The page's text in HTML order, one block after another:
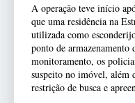
A operação teve início
que uma residência na
utilizada como
ponto de armazenamento
monitoramento, os
suspeito no imóvel, além
restrição de busca e